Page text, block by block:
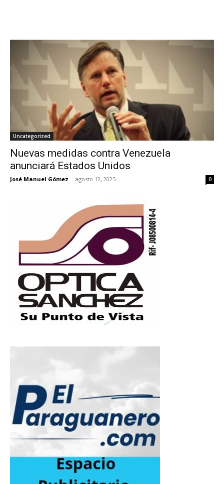
Uncategorized
Nuevas medidas contra Venezuela
anunciará Estados Unidos
José Manuel Gómez - agosto 12, 2025 0